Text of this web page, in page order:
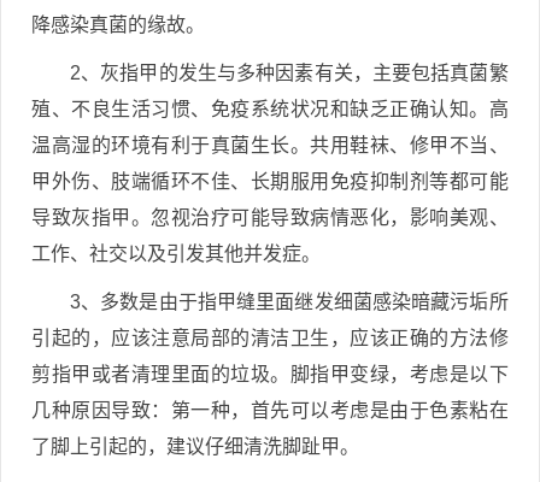
降感染真菌的缘故。
2、灰指甲的发生与多种因素有关，主要包括真菌繁
殖、不良生活习惯、免疫系统状况和缺乏正确认知。高
温高湿的环境有利于真菌生长。共用鞋袜、修甲不当、
甲外伤、肢端循环不佳、长期服用免疫抑制剂等都可能
导致灰指甲。忽视治疗可能导致病情恶化，影响美观、
工作、社交以及引发其他并发症。
3、多数是由于指甲缝里面继发细菌感染暗藏污垢所
引起的，应该注意局部的清洁卫生，应该正确的方法修
剪指甲或者清理里面的垃圾。脚指甲变绿，考虑是以下
几种原因导致：第一种，首先可以考虑是由于色素粘在
了脚上引起的，建议仔细清洗脚趾甲。